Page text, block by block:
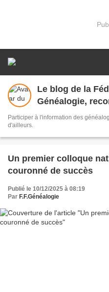
Le blog de la
Généalogie,
Participer à l'information des
d'ailleurs.
Un premier colloque
couronné de succès
Publié le 10/12/2025 à 08:19
Par F.F.Généalogie